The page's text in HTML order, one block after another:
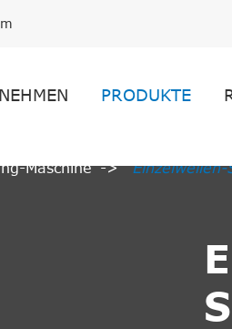
PRODUKTE
Maschine Einzelwellen-